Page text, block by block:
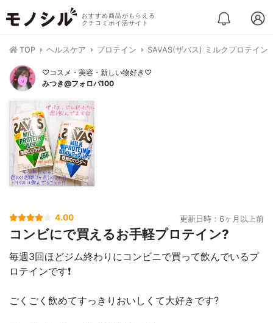
おすすめ商品がもらえる
クチコミポイ活サイト
TOP ヘルスケア プロテイン SAVAS(ザバス) ミルクプロテイン
♡コスメ・美容・新しい物好き♡
みつき@フォロバ100
4.00 更新日時：6ヶ月以上前
コンビにで買えるお手軽プロテイン?
毎週3回ほどジム終わりにコンビニで買って飲んでいるプ
ロテインです❗
ごくごく飲めてすっきりおいしくて大好きです?